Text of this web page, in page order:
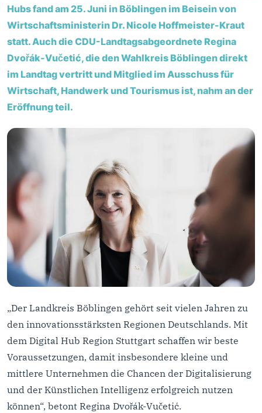
Hubs fand am 25. Juni in Böblingen im Beisein von
Wirtschaftsministerin Dr. Nicole Hoffmeister-Kraut
statt. Auch die CDU-Landtagsabgeordnete Regina
Dvořák-Vučetić, die den Wahlkreis Böblingen direkt
im Landtag vertritt und Mitglied im Ausschuss für
Wirtschaft, Handwerk und Tourismus ist, nahm an der
Eröffnung teil.
„Der Landkreis Böblingen gehört seit vielen Jahren zu
den innovationsstärksten Regionen Deutschlands. Mit
dem Digital Hub Region Stuttgart schaffen wir beste
Voraussetzungen, damit insbesondere kleine und
mittlere Unternehmen die Chancen der Digitalisierung
und der Künstlichen Intelligenz erfolgreich nutzen
können“, betont Regina Dvořák-Vučetić.